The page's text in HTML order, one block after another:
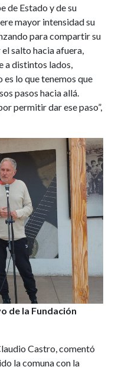
de Estado y de su
mayor intensidad su
para compartir su
salto hacia afuera,
a distintos lados,
lo que tenemos que
pasos hacia allá.
permitir dar ese paso”,
de la Fundación
Castro, comentó
la comuna con la